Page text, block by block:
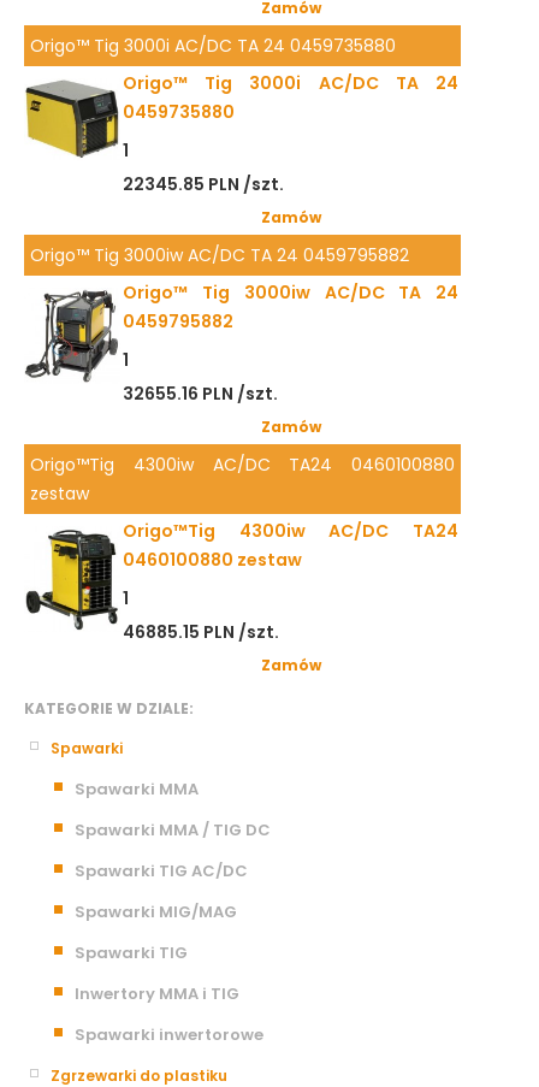
KATEGORIE W DZIALE:
Spawarki
Spawarki MMA
Spawarki MMA / TIG DC
Spawarki TIG AC/DC
Spawarki MIG/MAG
Spawarki TIG
Inwertory MMA i TIG
Spawarki inwertorowe
Zgrzewarki do plastiku
Zamów
Origo™ Tig 3000i AC/DC TA 24 0459735880
Origo™ Tig 3000i AC/DC TA 24
0459735880
1
22345.85 PLN /szt.
Zamów
Origo™ Tig 3000iw AC/DC TA 24 0459795882
Origo™ Tig 3000iw AC/DC TA 24
0459795882
1
32655.16 PLN /szt.
Zamów
Origo™Tig 4300iw AC/DC TA24 0460100880
zestaw
Origo™Tig 4300iw AC/DC TA24
0460100880 zestaw
1
46885.15 PLN /szt.
Zamów